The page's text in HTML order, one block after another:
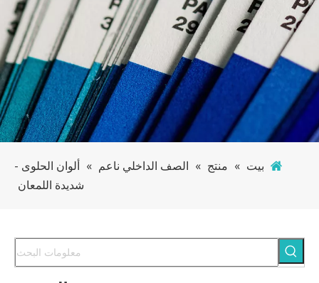
بيت » منتج » الصف الداخلي ناعم » ألوان الحلوى -
شديدة اللمعان